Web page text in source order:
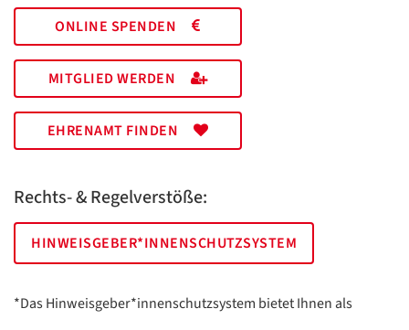
ONLINE SPENDEN
MITGLIED WERDEN
EHRENAMT FINDEN
Rechts- & Regelverstöße:
HINWEISGEBER*INNENSCHUTZSYSTEM
*Das Hinweisgeber*innenschutzsystem bietet Ihnen als